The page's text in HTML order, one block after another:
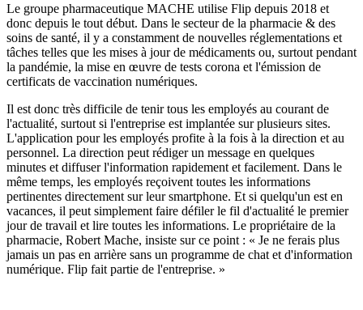
Le groupe pharmaceutique MACHE utilise Flip depuis 2018 et
donc depuis le tout début. Dans le secteur de la pharmacie & des
soins de santé, il y a constamment de nouvelles réglementations et
tâches telles que les mises à jour de médicaments ou, surtout pendant
la pandémie, la mise en œuvre de tests corona et l'émission de
certificats de vaccination numériques.
Il est donc très difficile de tenir tous les employés au courant de
l'actualité, surtout si l'entreprise est implantée sur plusieurs sites.
L'application pour les employés profite à la fois à la direction et au
personnel. La direction peut rédiger un message en quelques
minutes et diffuser l'information rapidement et facilement. Dans le
même temps, les employés reçoivent toutes les informations
pertinentes directement sur leur smartphone. Et si quelqu'un est en
vacances, il peut simplement faire défiler le fil d'actualité le premier
jour de travail et lire toutes les informations. Le propriétaire de la
pharmacie, Robert Mache, insiste sur ce point : « Je ne ferais plus
jamais un pas en arrière sans un programme de chat et d'information
numérique. Flip fait partie de l'entreprise. »